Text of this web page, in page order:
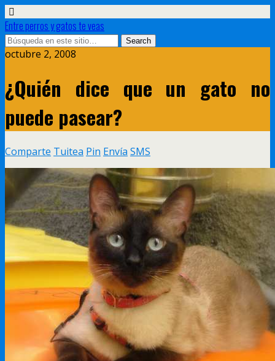
Entre perros y gatos te veas
octubre 2, 2008
¿Quién dice que un gato no
puede pasear?
Comparte Tuitea Pin Envía SMS